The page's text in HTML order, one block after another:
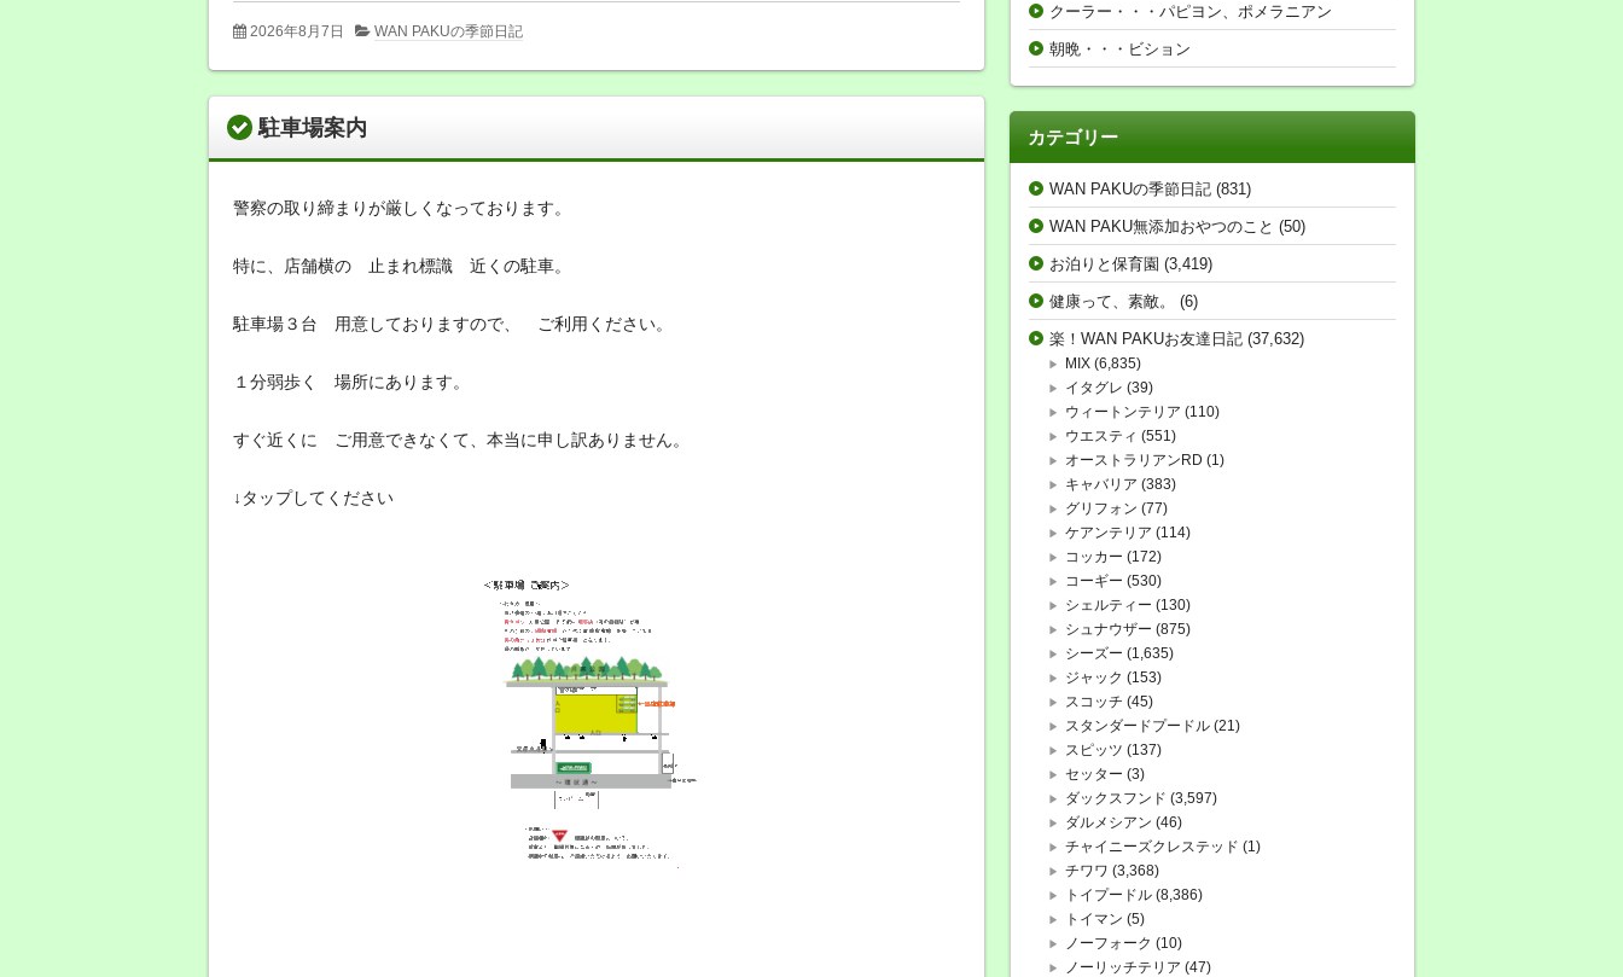
2026年8月7日 WAN PAKUの季節日記
駐車場案内
警察の取り締まりが厳しくなっております。
特に、店舗横の 止まれ標識 近くの駐車。
駐車場３台 用意しておりますので、 ご利用ください。
１分弱歩く 場所にあります。
すぐ近くに ご用意できなくて、本当に申し訳ありません。
↓タップしてください
クーラー・・・パピヨン、ポメラニアン
朝晩・・・ビション
カテゴリー
WAN PAKUの季節日記 (831)
WAN PAKU無添加おやつのこと (50)
お泊りと保育園 (3,419)
健康って、素敵。 (6)
楽！WAN PAKUお友達日記 (37,632)
MIX (6,835)
イタグレ (39)
ウィートンテリア (110)
ウエスティ (551)
オーストラリアンRD (1)
キャバリア (383)
グリフォン (77)
ケアンテリア (114)
コッカー (172)
コーギー (530)
シェルティー (130)
シュナウザー (875)
シーズー (1,635)
ジャック (153)
スコッチ (45)
スタンダードプードル (21)
スピッツ (137)
セッター (3)
ダックスフンド (3,597)
ダルメシアン (46)
チャイニーズクレステッド (1)
チワワ (3,368)
トイプードル (8,386)
トイマン (5)
ノーフォーク (10)
ノーリッチテリア (47)